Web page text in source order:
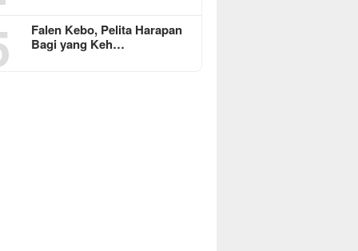
Falen Kebo, Pelita Harapan
Bagi yang Keh…